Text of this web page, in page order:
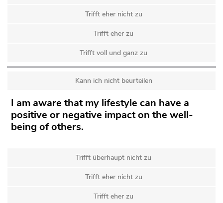
Trifft eher nicht zu
Trifft eher zu
Trifft voll und ganz zu
Kann ich nicht beurteilen
I am aware that my lifestyle can have a
positive or negative impact on the well-
being of others.
Trifft überhaupt nicht zu
Trifft eher nicht zu
Trifft eher zu